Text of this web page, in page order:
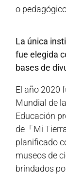
o
La única
fue elegida
bases de
El año 2020
Mundial de
Educación
de「Mi
planificado
museos de
brindados